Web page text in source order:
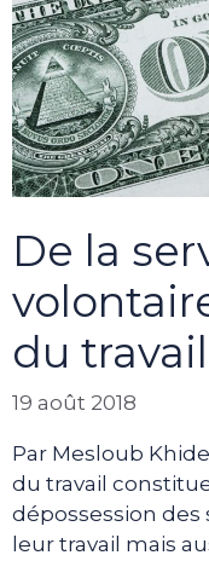
De la
du travail
19 août 2018
Par Mesloub
du travail
dépossession des
leur travail mais